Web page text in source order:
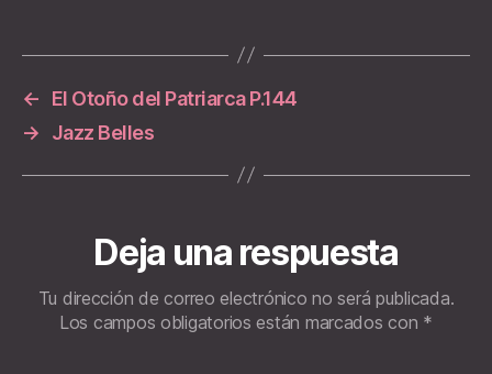
←
El Otoño del Patriarca P.144
→
Jazz Belles
Deja una respuesta
Tu dirección de correo electrónico no será publicada.
Los campos obligatorios están marcados con *